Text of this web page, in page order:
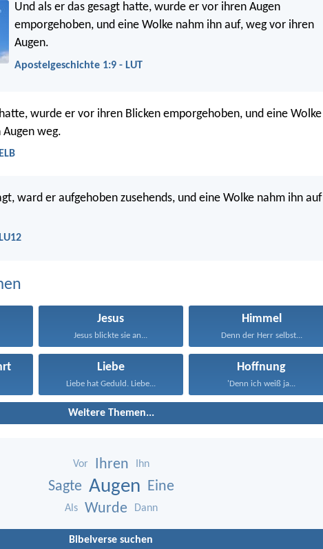
Und als er das gesagt hatte, wurde er vor ihren Augen
emporgehoben, und eine Wolke nahm ihn auf, weg vor ihren
Augen.
Apostelgeschichte 1:9 - LUT
wurde er vor ihren Blicken emporgehoben, und eine Wolke
weg.
ward er aufgehoben zusehends, und eine Wolke nahm ihn auf
Jesus
Jesus blickte sie an...
Himmel
Denn der Herr selbst...
Liebe
Liebe hat Geduld. Liebe...
Hoffnung
'Denn ich weiß ja...
Weitere Themen...
Vor Ihren Ihn
Sagte Augen Eine
Als Wurde Dann
Bibelverse suchen